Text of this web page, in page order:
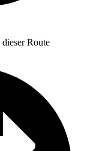
dieser Route